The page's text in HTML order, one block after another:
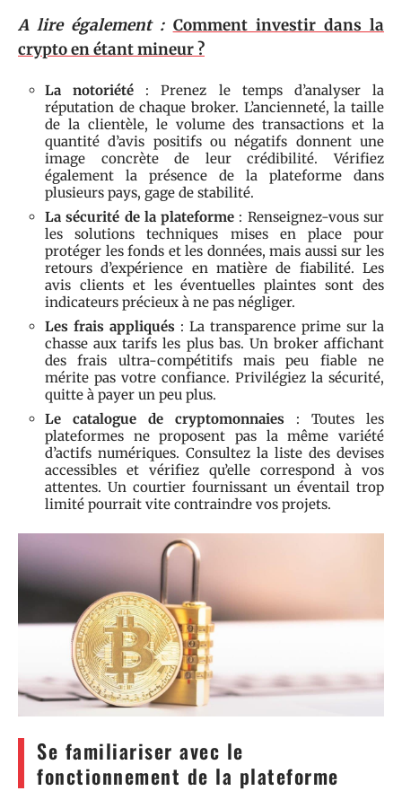
A lire également : Comment investir dans la
crypto en étant mineur ?
La notoriété : Prenez le temps d’analyser la
réputation de chaque broker. L’ancienneté, la taille
de la clientèle, le volume des transactions et la
quantité d’avis positifs ou négatifs donnent une
image concrète de leur crédibilité. Vérifiez
également la présence de la plateforme dans
plusieurs pays, gage de stabilité.
La sécurité de la plateforme : Renseignez-vous sur
les solutions techniques mises en place pour
protéger les fonds et les données, mais aussi sur les
retours d’expérience en matière de fiabilité. Les
avis clients et les éventuelles plaintes sont des
indicateurs précieux à ne pas négliger.
Les frais appliqués : La transparence prime sur la
chasse aux tarifs les plus bas. Un broker affichant
des frais ultra-compétitifs mais peu fiable ne
mérite pas votre confiance. Privilégiez la sécurité,
quitte à payer un peu plus.
Le catalogue de cryptomonnaies : Toutes les
plateformes ne proposent pas la même variété
d’actifs numériques. Consultez la liste des devises
accessibles et vérifiez qu’elle correspond à vos
attentes. Un courtier fournissant un éventail trop
limité pourrait vite contraindre vos projets.
Se familiariser avec le
fonctionnement de la plateforme